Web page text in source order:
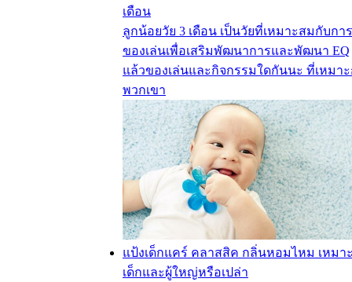
เดือน
ลูกน้อยวัย 3 เดือน เป็นวัยที่เหมาะสมกับกา
ของเล่นเพื่อเสริมพัฒนาการและพัฒนา EQ
แล้วของเล่นและกิจกรรมใดกันนะ ที่เหมา
พวกเขา
แป้งเด็กแคร์ คลาสสิค กลิ่นหอมไหม เหมา
เด็กและผู้ใหญ่หรือเปล่า